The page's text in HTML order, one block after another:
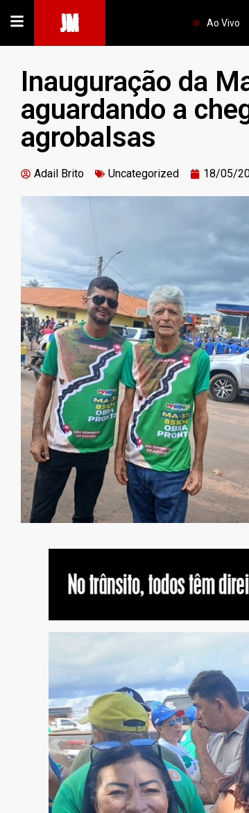
JM Ao Vivo
Inauguração da
aguardando a
agrobalsas
Adail Brito Uncategorized 18/05/